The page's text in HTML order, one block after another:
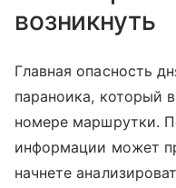
возникнуть
Главная опасность
параноика, который
номере маршрутки.
информации может
начнете